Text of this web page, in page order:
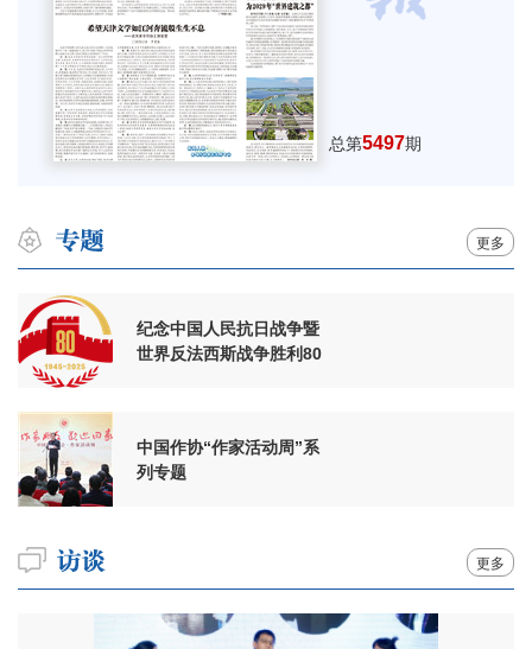
总第5497期
更多
纪念中国人民抗日战争暨
世界反法西斯战争胜利80
中国作协“作家活动周”系
列专题
更多